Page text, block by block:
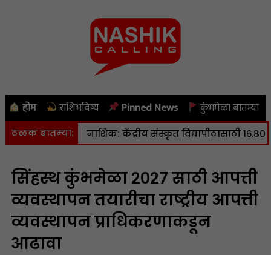
होम राशिभविष्य Pinned News कुंभमेळा बातम्या
ठळक बातम्या:
स्केल | नाशिक: केंद्रीय संस्कृत विद्यापीठासाठी १६.८० हेक्टर
सिंहस्थ कुंभमेळा २०२७ साठी आपत्ती
व्यवस्थापन तयारीचा राष्ट्रीय आपत्ती
व्यवस्थापन प्राधिकरणाकडून
आढावा